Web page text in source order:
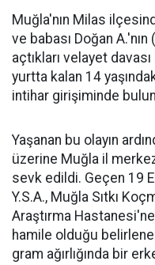
Muğla'nın Milas
ve babası Doğan A.'nın
açtıkları velayet
yurtta kalan 14
intihar girişiminde
Yaşanan bu olayın
üzerine Muğla il
sevk edildi. Geçen 19
Y.S.A., Muğla Sıtkı
Araştırma Hastanesi'ne
hamile olduğu
gram ağırlığında bir